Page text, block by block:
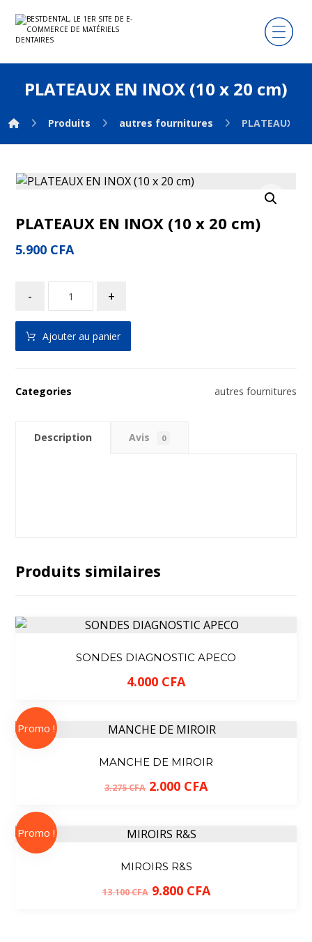
PLATEAUX EN INOX (10 x 20 cm)
Produits autres fournitures PLATEAUX
PLATEAUX EN INOX (10 x 20 cm)
5.900 CFA
- +
Ajouter au panier
Categories autres fournitures
Description Avis 0
Produits similaires
SONDES DIAGNOSTIC APECO
4.000 CFA
MANCHE DE MIROIR
3.275CFA 2.000 CFA
Promo !
MIROIRS R&S
13.100CFA 9.800 CFA
Promo !